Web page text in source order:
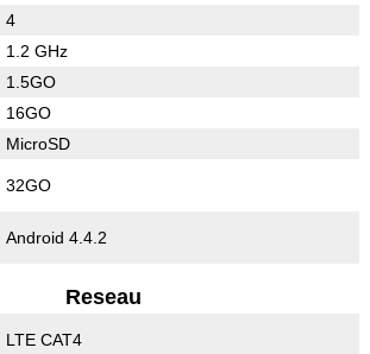
4
1.2 GHz
1.5GO
16GO
MicroSD
32GO
Android 4.4.2
Reseau
LTE CAT4